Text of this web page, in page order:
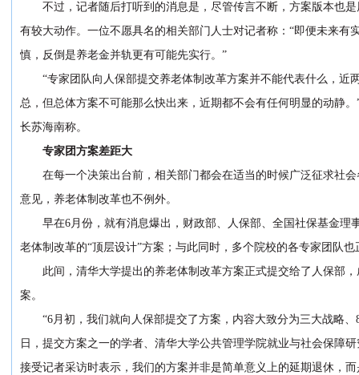
不过，记者随后打听到的消息是，尽管传言不断，方案版本也
有较大动作。一位不愿具名的相关部门人士对记者称：“即便未来有
慎，反倒是养老金并轨更有可能先实行。”
“专家团队向人保部提交养老体制改革方案并不能代表什么，近
总，但总体方案不可能那么快出来，近期都不会有任何明显的动静
长苏海南称。
专家团方案差距大
在每一个决策出台前，相关部门都会在适当的时候广泛征求社
意见，养老体制改革也不例外。
早在6月份，就有消息爆出，财政部、人保部、全国社保基金理
老体制改革的“顶层设计”方案；与此同时，多个院校的各专家团队
此间，清华大学提出的养老体制改革方案正式提交给了人保部
案。
“6月初，我们就向人保部提交了方案，内容大致分为三大战略
日，提交方案之一的学者、清华大学公共管理学院就业与社会保障
接受记者采访时表示，我们的方案并非是简单意义上的延期退休，